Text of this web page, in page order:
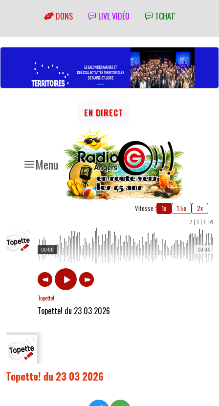
DONS LIVE VIDÉO TCHAT'
Menu
EN DIRECT
Vitesse : 1x 1.5x 2x
2 1 1 4
50:04
00:00
Topette!
Topette! du 23 03 2026
Topette! du 23 03 2026